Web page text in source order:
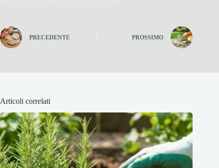
PRECEDENTE PROSSIMO
Articoli correlati